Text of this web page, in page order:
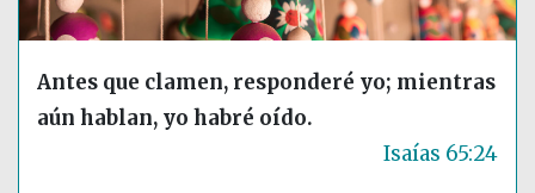
Antes que clamen, responderé yo; mientras
aún hablan, yo habré oído.
Isaías 65:24